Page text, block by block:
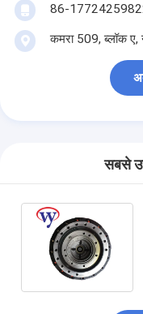
86-
कमरा 509, ब्लॉक ए,
सबसे